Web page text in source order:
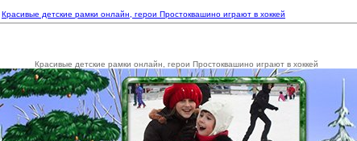
Красивые детские рамки онлайн, герои Простоквашино играют в хоккей
Красивые детские рамки онлайн, герои Простоквашино играют в хоккей